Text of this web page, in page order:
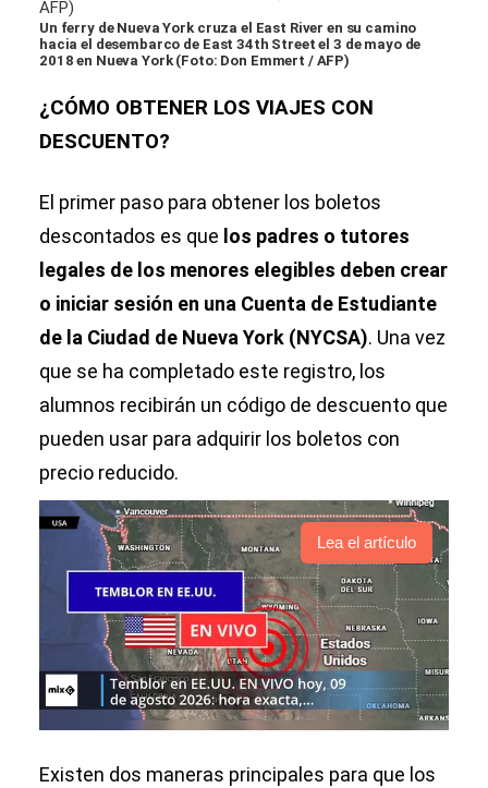
Un ferry de Nueva York cruza el East River en su camino
hacia el desembarco de East 34th Street el 3 de mayo de
2018 en Nueva York (Foto: Don Emmert / AFP)
¿CÓMO OBTENER LOS VIAJES CON
DESCUENTO?
El primer paso para obtener los boletos
descontados es que los padres o tutores
legales de los menores elegibles deben crear
o iniciar sesión en una Cuenta de Estudiante
de la Ciudad de Nueva York (NYCSA). Una vez
que se ha completado este registro, los
alumnos recibirán un código de descuento que
pueden usar para adquirir los boletos con
precio reducido.
Lea el artículo
Existen dos maneras principales para que los